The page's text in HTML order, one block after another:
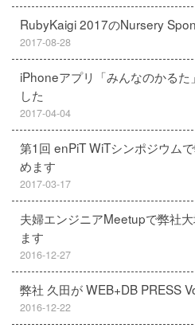
RubyKaigi 2017のNursery
2017-08-28
iPhoneアプリ「みんなのかるた
した
2017-04-04
第1回 enPiT WiTシンポジウム
めます
2017-03-17
夫婦エンジニアMeetupで弊社
ます
2016-12-27
弊社 久田が WEB+DB PRESS
2016-12-22